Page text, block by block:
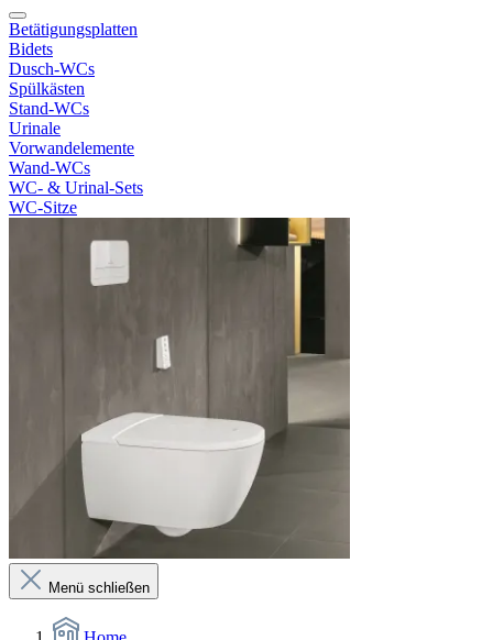
Betätigungsplatten
Bidets
Dusch-WCs
Spülkästen
Stand-WCs
Urinale
Vorwandelemente
Wand-WCs
WC- & Urinal-Sets
WC-Sitze
Menü schließen